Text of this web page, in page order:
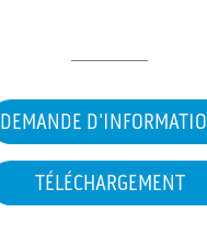
DEMANDE
TÉLÉCHARGEMENT